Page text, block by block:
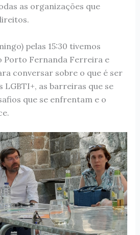
as organizações que
pelas 15:30 tivemos
Porto Fernanda Ferreira e
conversar sobre o que é ser
LGBTI+, as barreiras que se
que se enfrentam e o